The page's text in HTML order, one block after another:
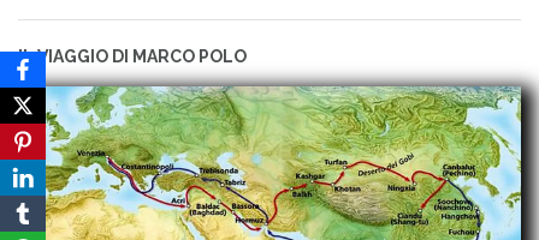
IL VIAGGIO DI MARCO POLO